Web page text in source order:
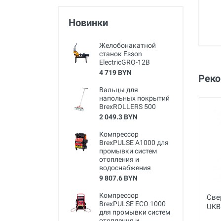
Новинки
Желобонакатной
станок Esson
ElectricGRO-12B
4 719 BYN
Вальцы для
напольных покрытий
BrexROLLERS 500
2 049.3 BYN
Компрессор
BrexPULSE A1000 для
промывки систем
отопления и
водоснабжения
9 807.6 BYN
Компрессор
BrexPULSE ECO 1000
для промывки систем